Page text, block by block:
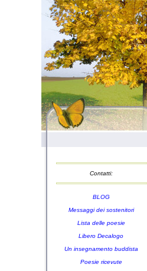
Contatti:
BLOG
Messaggi dei sostenitori
Lista delle poesie
Libero Decalogo
Un insegnamento buddista
Poesie ricevute